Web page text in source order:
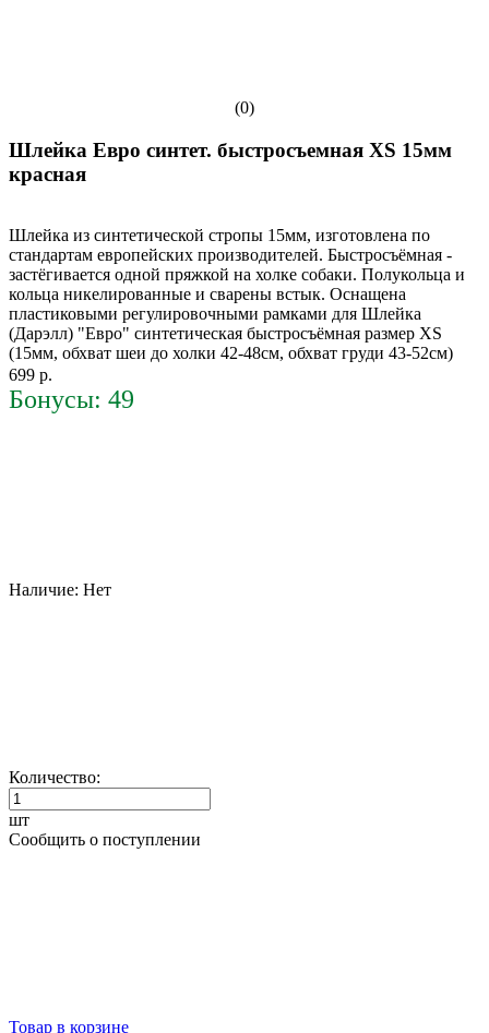
(0)
Шлейка Евро синтет. быстросъемная XS 15мм
красная
Шлейка из синтетической стропы 15мм, изготовлена по
стандартам европейских производителей. Быстросъёмная -
застёгивается одной пряжкой на холке собаки. Полукольца и
кольца никелированные и сварены встык. Оснащена
пластиковыми регулировочными рамками для Шлейка
(Дарэлл) "Евро" синтетическая быстросъёмная размер XS
(15мм, обхват шеи до холки 42-48см, обхват груди 43-52см)
699 р.
Бонусы: 49
Наличие: Нет
Количество:
шт
Сообщить о поступлении
Товар в корзине